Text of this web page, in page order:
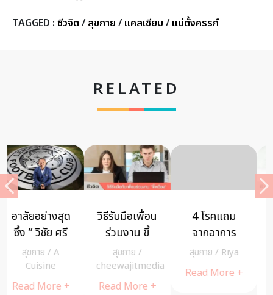
TAGGED : ชีวจิต / สุขกาย / แคลเซียม / แม่ตั้งครรภ์
RELATED
4 โรคแถม
จากอาการ
ปวดหัว
ไมเกรน
สุขกาย /Riya
Read More +
ท่าบริหาร
คลายอาการ
เมื่อยล้า ในที่
ทำงาน
สุขกาย
Cuisine
Read More +
เปรียบเทียบ
ประสิทธิภาพ
เครื่องวัด
ความดันโลหิต
สุขกาย/
cheewajitmedia